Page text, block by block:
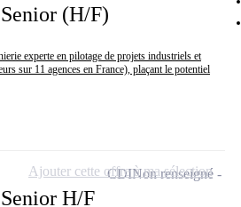
(H/F)
experte en pilotage de projets industriels et
sur 11 agences en France), plaçant le potentiel
H/F
CDINon renseigné
Ajouter cette offre à ma sélection